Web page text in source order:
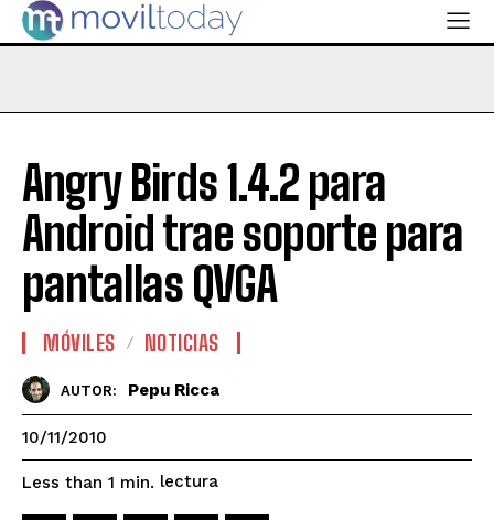
Angry Birds 1.4.2 para
Android trae soporte para
pantallas QVGA
MÓVILES NOTICIAS
AUTOR: Pepu Ricca
10/11/2010
Less than 1 min. lectura